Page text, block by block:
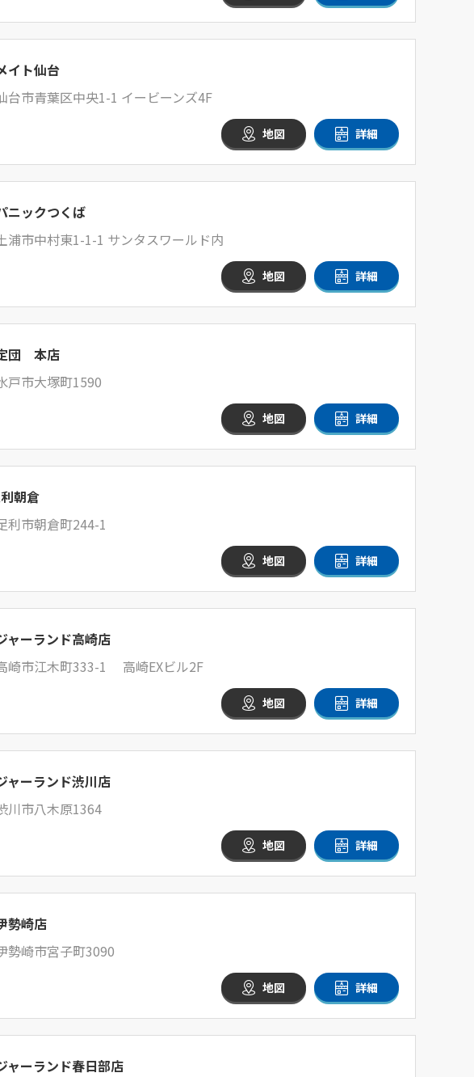
イト仙台
台市青葉区中央1-1 イービーンズ4F
地図 詳細
ニックつくば
浦市中村東1-1-1 サンタスワールド内
地図 詳細
団 本店
戸市大塚町1590
地図 詳細
朝倉
利市朝倉町244-1
地図 詳細
ャーランド高崎店
崎市江木町333-1 高崎EXビル2F
地図 詳細
ャーランド渋川店
川市八木原1364
地図 詳細
勢崎店
勢崎市宮子町3090
地図 詳細
ャーランド春日部店